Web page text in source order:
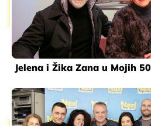
Jelena i Žika Zana u Mojih 50